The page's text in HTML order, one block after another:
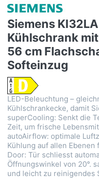
Siemens
Kühlschrank
56 cm
Softeinzug
LED-Beleuchtung –
Kühlschrankecke, damit
superCooling: Senkt die
Zeit, um frische
autoAirflow: optimale
Kühlung auf allen
Door: Tür schliesst
Öffnungswinkel von 20°.
und leicht zu reinigendes